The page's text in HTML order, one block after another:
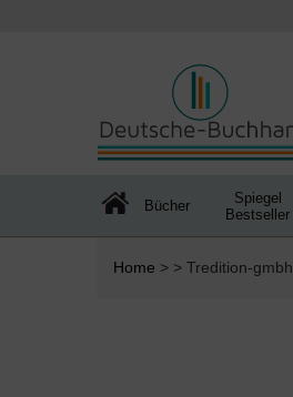
Bücher
Spiegel
Bestseller
Home > > Tredition-gmbh